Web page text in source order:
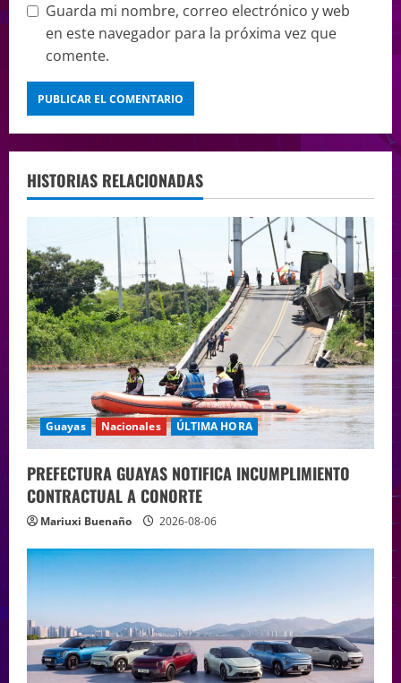
Guarda mi nombre, correo electrónico y web
en este navegador para la próxima vez que
comente.
HISTORIAS RELACIONADAS
Guayas Nacionales ÚLTIMA HORA
PREFECTURA GUAYAS NOTIFICA INCUMPLIMIENTO
CONTRACTUAL A CONORTE
Mariuxi Buenaño 2026-08-06